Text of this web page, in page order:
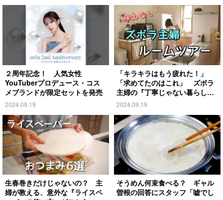
２周年記念！ 人気女性
YouTuberプロデュース・コス
メブランドが限定セットを発売
2024.09.19
「キラキラはもう疲れた！」
「求めてたのはこれ」 ズボラ
主婦の『丁寧じゃない暮らし』
がこちら
2024.09.19
生春巻きだけじゃないの？ 主
婦が教える、意外な『ライスペ
そうめん何束食べる？ ギャル
曽根の回答にスタッフ「嘘でし